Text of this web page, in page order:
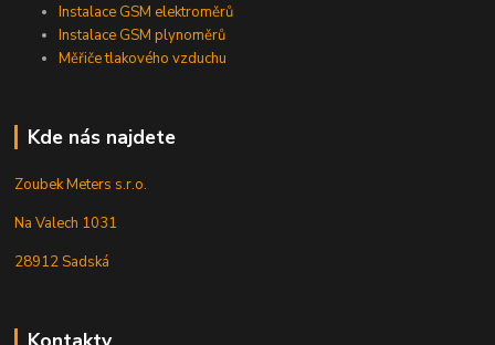
Instalace GSM elektroměrů
Instalace GSM plynoměrů
Měřiče tlakového vzduchu
Kde nás najdete
Zoubek Meters s.r.o.
Na Valech 1031
28912 Sadská